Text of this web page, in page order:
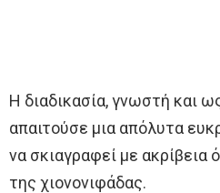
Η διαδικασία, γνωστή και
απαιτούσε μια απόλυτα
να σκιαγραφεί με ακρίβεια
της χιονονιφάδας.